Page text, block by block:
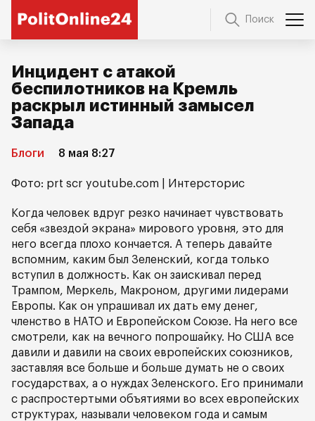
Поиск
Инцидент с атакой
беспилотников на Кремль
раскрыл истинный замысел
Запада
Блоги 8 мая 8:27
Фото: prt scr youtube.com | Интерсторис
Когда человек вдруг резко начинает чувствовать
себя «звездой экрана» мирового уровня, это для
него всегда плохо кончается. А теперь давайте
вспомним, каким был Зеленский, когда только
вступил в должность. Как он заискивал перед
Трампом, Меркель, Макроном, другими лидерами
Европы. Как он упрашивал их дать ему денег,
членство в НАТО и Европейском Союзе. На него все
смотрели, как на вечного попрошайку. Но США все
давили и давили на своих европейских союзников,
заставляя все больше и больше думать не о своих
государствах, а о нуждах Зеленского. Его принимали
с распростертыми объятиями во всех европейских
структурах, называли человеком года и самым